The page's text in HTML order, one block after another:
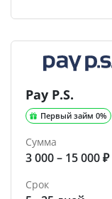
Pay P.S.
Первый займ 0%
Сумма
3 000 – 15 000 ₽
Срок